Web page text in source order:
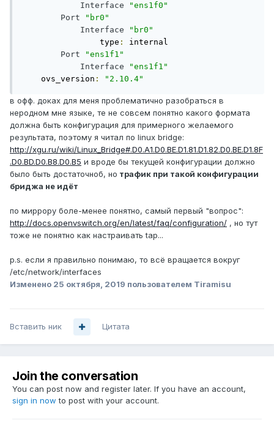
Interface
"ens1f0"
Port
"br0"
Interface
"br0"
                type
:
internal
Port
"ens1f1"
Interface
"ens1f1"
    ovs_version
: "2.10.4"
в офф. доках для меня проблематично разобраться в
неродном мне языке, те не совсем понятно какого формата
должна быть конфигурация для примерного желаемого
результата, поэтому я читал по linux bridge:
http://xgu.ru/wiki/Linux_Bridge#.D0.A1.D0.BE.D1.81.D1.82.D0.BE.D1.8F
.D0.BD.D0.B8.D0.B5 и вроде бы текущей конфигурации должно
было быть достаточноб, но трафик при такой конфигурации
бриджа не идёт
по миррору боле-менее понятно, самый первый "вопрос":
http://docs.openvswitch.org/en/latest/faq/configuration/ , но тут
тоже не понятно как настраивать tap...
p.s. если я правильно понимаю, то всё вращается вокруг
/etc/network/interfaces
Изменено 25 октября, 2019 пользователем Tiramisu
Вставить ник Цитата
Join the conversation
You can post now and register later. If you have an account,
sign in now to post with your account.